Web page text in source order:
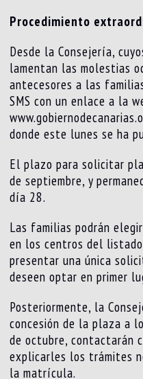
Procedimiento
Desde la Consejería,
lamentan las molestias
antecesores a las
SMS con un enlace a la
donde este lunes se ha
El plazo para solicitar
de septiembre, y
día 28.
Las familias podrán
en los centros del
presentar una única
deseen optar en primer
Posteriormente, la
concesión de la plaza a
de octubre, contactarán
explicarles los trámites
la matrícula.